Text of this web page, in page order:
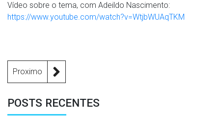
Vídeo sobre o tema, com Adeildo Nascimento:
https://www.youtube.com/watch?v=WtjbWUAqTKM
Proximo
POSTS RECENTES